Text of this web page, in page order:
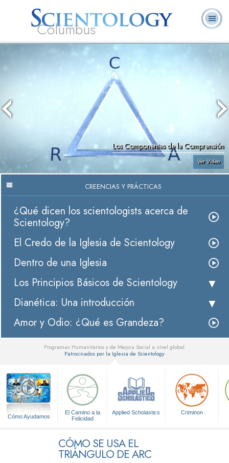
Columbus
¿Qué es
Los Componentes de la Comprensión
Ver Video
CREENCIAS Y PRÁCTICAS
¿Qué dicen los scientologists acerca de
Scientology?
El Credo de la Iglesia de Scientology
Dentro de una Iglesia
Los Principios Básicos de Scientology
Dianética: Una introducción
Amor y Odio: ¿Qué es Grandeza?
Programas Humanitarios y de Mejora Social a nivel global
Patrocinados por la Iglesia de Scientology
Cómo Ayudamos
El Camino a la
Felicidad
Applied Scholastics Criminon
CÓMO SE USA EL
TRIÁNGULO DE ARC